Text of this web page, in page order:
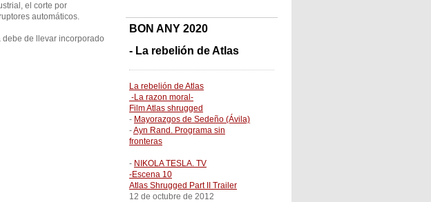
el corte por
automáticos.
debe de llevar incorporado
BON ANY 2020
- La rebelión de Atlas
La rebelión de Atlas
-La razon moral-
Film Atlas shrugged
- Mayorazgos de Sedeño (Ávila)
-Ayn Rand. Programa sin
fronteras
- NIKOLA TESLA. TV
-Escena 10
Atlas Shrugged Part II Trailer
12 de octubre de 2012